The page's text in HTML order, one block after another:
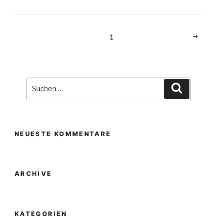
1
NEUESTE KOMMENTARE
ARCHIVE
KATEGORIEN